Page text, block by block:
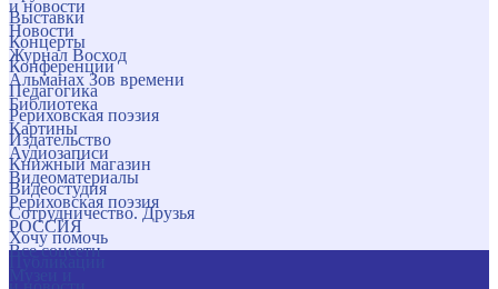
и новости
Новости
Журнал Восход
Альманах Зов времени
Библиотека
Картины
Аудиозаписи
Видеоматериалы
Рериховская поэзия
РОССИЯ
Все соцсети
Выставки
Концерты
Конференции
Педагогика
Рериховская поэзия
Издательство
Книжный магазин
Видеостудия
Сотрудничество. Друзья
Хочу помочь